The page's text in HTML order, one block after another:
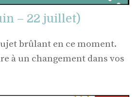
– 22 juillet)
brûlant en ce moment.
à un changement dans vos